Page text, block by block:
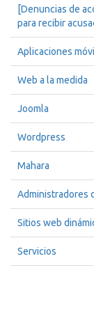
[Denuncias de
para recibir
Aplicaciones
Web a la medida
Joomla
Wordpress
Mahara
Administradores
Sitios web
Servicios